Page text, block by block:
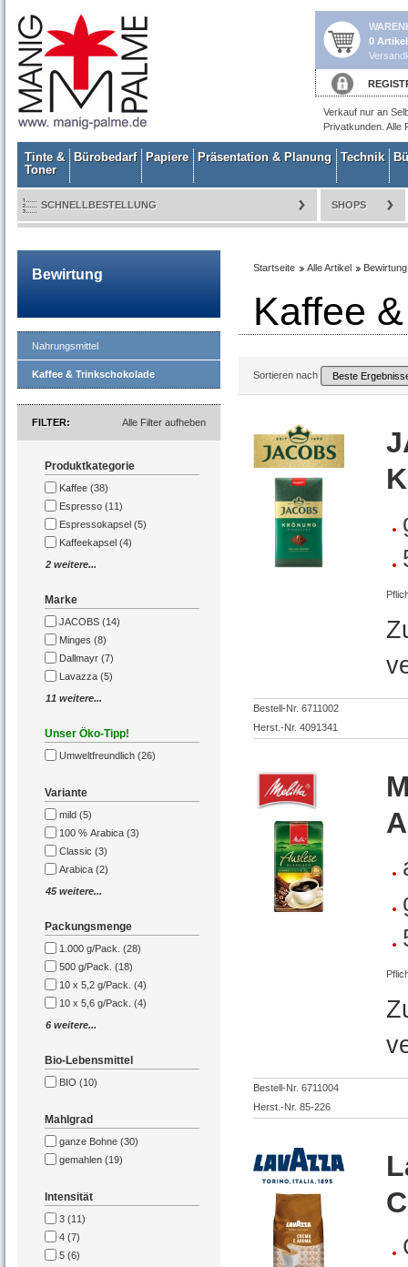
0
Verkauf nur an
Privatkunden. Alle
Tinte &
Toner
Bürobedarf Papiere Präsentation & Planung Technik
SCHNELLBESTELLUNG SHOPS
Bewirtung
Nahrungsmittel
Kaffee & Trinkschokolade
FILTER
Produktkategorie
Kaffee (38)
Espresso (11)
Espressokapsel (5)
Kaffeekapsel (4)
2 weitere...
Marke
JACOBS (14)
Minges (8)
Dallmayr (7)
Lavazza (5)
11 weitere...
Unser Öko-Tipp!
Umweltfreundlich (26)
Variante
mild (5)
100 % Arabica (3)
Classic (3)
Arabica (2)
45 weitere...
Packungsmenge
1.000 g/Pack. (28)
500 g/Pack. (18)
10 x 5,2 g/Pack. (4)
10 x 5,6 g/Pack. (4)
6 weitere...
Bio-Lebensmittel
BIO (10)
Mahlgrad
ganze Bohne (30)
gemahlen (19)
Intensität
3 (11)
4 (7)
5 (6)
Alle Filter aufheben
Startseite Alle Artikel Bewirtung
Kaffee
Sortieren nach
Bestell-Nr. 6711002
Herst.-Nr. 4091341
Bestell-Nr. 6711004
Herst.-Nr. 85-226